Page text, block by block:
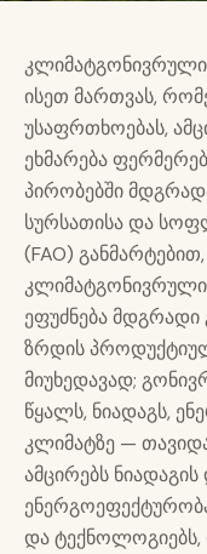
კლიმატგონივრული
ისეთ მართვას,
უსაფრთხოებას,
ეხმარება
პირობებში
სურსათისა და
(FAO)
ეფუძნება მდგრადი
ზრდის
მიუხედავად;
წყალს, ნიადაგს,
კლიმატზე —
ამცირებს
და